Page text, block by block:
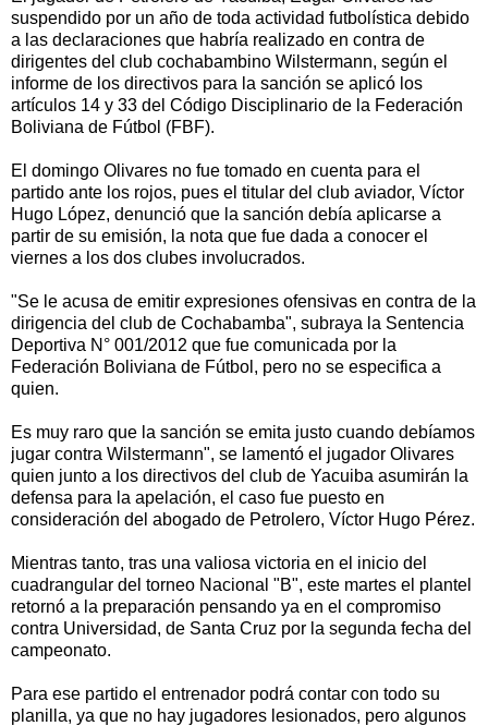
suspendido por un año de toda actividad futbolística debido
a las declaraciones que habría realizado en contra de
dirigentes del club cochabambino Wilstermann, según el
informe de los directivos para la sanción se aplicó los
artículos 14 y 33 del Código Disciplinario de la Federación
Boliviana de Fútbol (FBF).
El domingo Olivares no fue tomado en cuenta para el
partido ante los rojos, pues el titular del club aviador, Víctor
Hugo López, denunció que la sanción debía aplicarse a
partir de su emisión, la nota que fue dada a conocer el
viernes a los dos clubes involucrados.
"Se le acusa de emitir expresiones ofensivas en contra de la
dirigencia del club de Cochabamba", subraya la Sentencia
Deportiva N° 001/2012 que fue comunicada por la
Federación Boliviana de Fútbol, pero no se especifica a
quien.
Es muy raro que la sanción se emita justo cuando debíamos
jugar contra Wilstermann", se lamentó el jugador Olivares
quien junto a los directivos del club de Yacuiba asumirán la
defensa para la apelación, el caso fue puesto en
consideración del abogado de Petrolero, Víctor Hugo Pérez.
Mientras tanto, tras una valiosa victoria en el inicio del
cuadrangular del torneo Nacional "B", este martes el plantel
retornó a la preparación pensando ya en el compromiso
contra Universidad, de Santa Cruz por la segunda fecha del
campeonato.
Para ese partido el entrenador podrá contar con todo su
planilla, ya que no hay jugadores lesionados, pero algunos